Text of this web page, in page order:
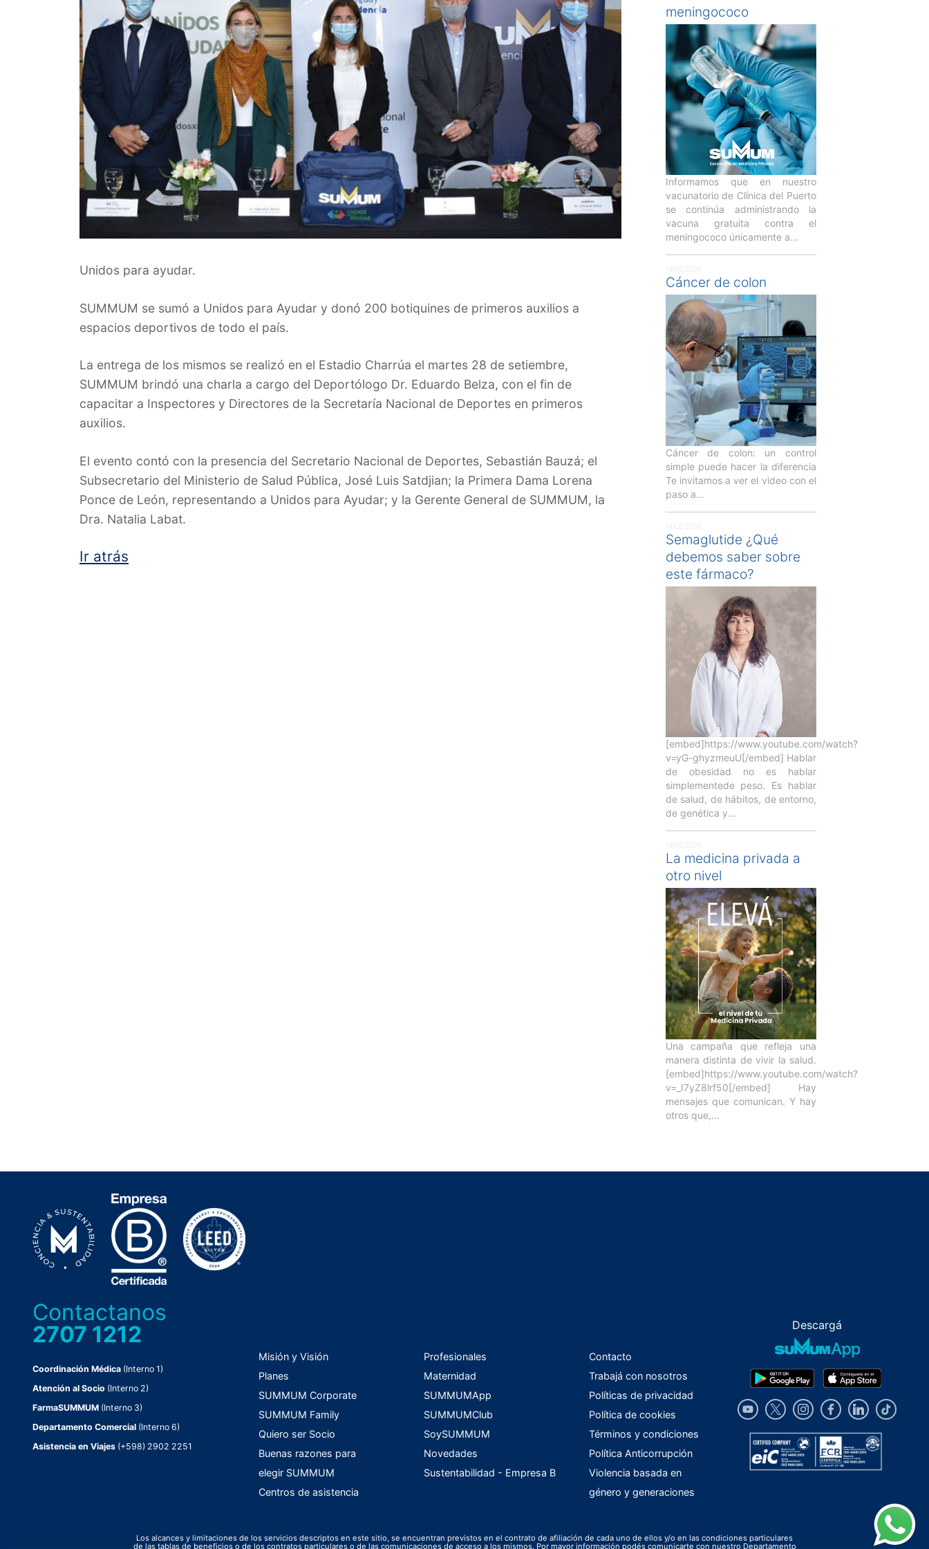
Unidos para ayudar.
SUMMUM se sumó a Unidos para Ayudar y donó 200 botiquines de primeros auxilios a
espacios deportivos de todo el país.
La entrega de los mismos se realizó en el Estadio Charrúa el martes 28 de setiembre,
SUMMUM brindó una charla a cargo del Deportólogo Dr. Eduardo Belza, con el fin de
capacitar a Inspectores y Directores de la Secretaría Nacional de Deportes en primeros
auxilios.
El evento contó con la presencia del Secretario Nacional de Deportes, Sebastián Bauzá; el
Subsecretario del Ministerio de Salud Pública, José Luis Satdjian; la Primera Dama Lorena
Ponce de León, representando a Unidos para Ayudar; y la Gerente General de SUMMUM, la
Dra. Natalia Labat.
Ir atrás
meningococo
Informamos que en nuestro
vacunatorio de Clínica del Puerto
se continúa administrando la
vacuna gratuita contra el
meningococo únicamente a...
14/05/2026
Cáncer de colon
Cáncer de colon: un control
simple puede hacer la diferencia
Te invitamos a ver el video con el
paso a...
14/05/2026
Semaglutide ¿Qué
debemos saber sobre
este fármaco?
[embed]https://www.youtube.com/watch?
v=yG-ghyzmeuU[/embed] Hablar
de obesidad no es hablar
simplementede peso. Es hablar
de salud, de hábitos, de entorno,
de genética y...
14/05/2026
La medicina privada a
otro nivel
Una campaña que refleja una
manera distinta de vivir la salud.
[embed]https://www.youtube.com/watch?
v=_I7yZ8lrf50[/embed] Hay
mensajes que comunican. Y hay
otros que,...
Contactanos
2707 1212
Coordinación Médica (Interno 1)
Atención al Socio (Interno 2)
FarmaSUMMUM (Interno 3)
Departamento Comercial (Interno 6)
Asistencia en Viajes (+598) 2902 2251
Misión y Visión
Planes
SUMMUM Corporate
SUMMUM Family
Quiero ser Socio
Buenas razones para
elegir SUMMUM
Centros de asistencia
Profesionales
Maternidad
SUMMUMApp
SUMMUMClub
SoySUMMUM
Novedades
Sustentabilidad - Empresa B
Contacto
Trabajá con nosotros
Políticas de privacidad
Política de cookies
Términos y condiciones
Política Anticorrupción
Violencia basada en
género y generaciones
Descargá
Los alcances y limitaciones de los servicios descriptos en este sitio, se encuentran previstos en el contrato de afiliación de cada uno de ellos y/o en las condiciones particulares
de las tablas de beneficios o de los contratos particulares o de las comunicaciones de acceso a los mismos. Por mayor información podés comunicarte con nuestro Departamento